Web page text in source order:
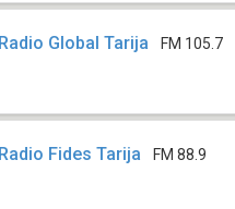
Radio Global Tarija FM 105.7
Radio Fides Tarija FM 88.9